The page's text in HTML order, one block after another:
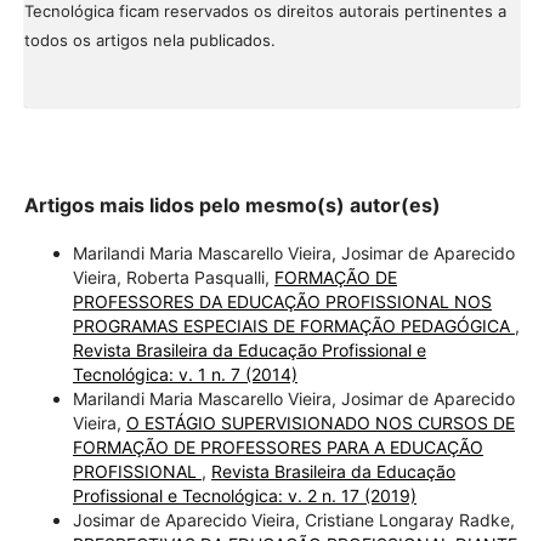
Tecnológica ficam reservados os direitos autorais pertinentes a
todos os artigos nela publicados.
Artigos mais lidos pelo mesmo(s) autor(es)
Marilandi Maria Mascarello Vieira, Josimar de Aparecido
Vieira, Roberta Pasqualli, FORMAÇÃO DE
PROFESSORES DA EDUCAÇÃO PROFISSIONAL NOS
PROGRAMAS ESPECIAIS DE FORMAÇÃO PEDAGÓGICA ,
Revista Brasileira da Educação Profissional e
Tecnológica: v. 1 n. 7 (2014)
Marilandi Maria Mascarello Vieira, Josimar de Aparecido
Vieira, O ESTÁGIO SUPERVISIONADO NOS CURSOS DE
FORMAÇÃO DE PROFESSORES PARA A EDUCAÇÃO
PROFISSIONAL , Revista Brasileira da Educação
Profissional e Tecnológica: v. 2 n. 17 (2019)
Josimar de Aparecido Vieira, Cristiane Longaray Radke,